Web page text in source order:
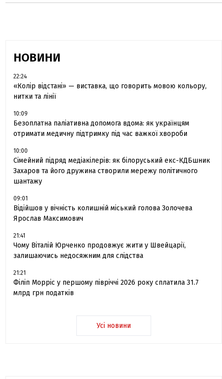
НОВИНИ
22:24
«Колір відстані» — виставка, що говорить мовою кольору,
нитки та лінії
10:09
Безоплатна паліативна допомога вдома: як українцям
отримати медичну підтримку під час важкої хвороби
10:00
Сімейний підряд медіакілерів: як білоруський екс-КДБшник
Захаров та його дружина створили мережу політичного
шантажу
09:01
Відійшов у вічність колишній міський голова Золочева
Ярослав Максимович
21:41
Чому Віталій Юрченко продовжує жити у Швейцарії,
залишаючись недосяжним для слідства
21:21
Філіп Морріс у першому півріччі 2026 року сплатила 31.7
млрд грн податків
Усі новини